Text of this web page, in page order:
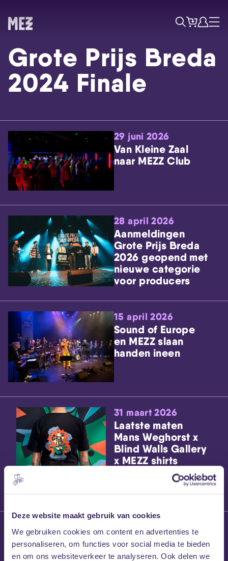
Deze website maakt gebruik van cookies
We gebruiken cookies om content en advertenties te
personaliseren, om functies voor social media te bieden
en om ons websiteverkeer te analyseren. Ook delen we
Skip navigatie
ZoekTicketsAccount
Menu
Grote Prijs Breda
2024 Finale
29 juni 2026
Van Kleine Zaal
naar MEZZ Club
28 april 2026
Aanmeldingen
Grote Prijs Breda
2026 geopend met
nieuwe categorie
voor producers
15 april 2026
Sound of Europe
en MEZZ slaan
handen ineen
31 maart 2026
Laatste maten
Mans Weghorst x
Blind Walls Gallery
x MEZZ shirts
27 maart 2026
Willem’s Blog:
Frans Kalf